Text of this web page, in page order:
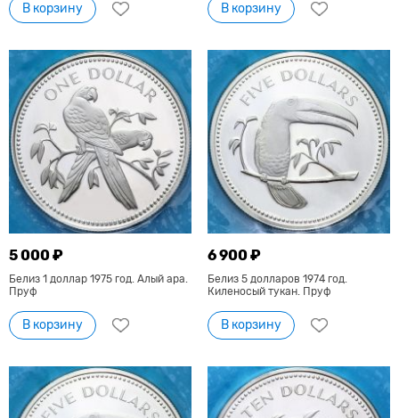
В корзину В корзину
5 000 ₽
Белиз 1 доллар 1975 год. Алый ара.
Пруф
В корзину
6 900 ₽
Белиз 5 долларов 1974 год.
Киленосый тукан. Пруф
В корзину